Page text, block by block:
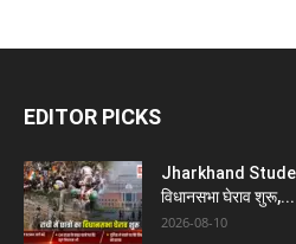
EDITOR PICKS
Jharkhand
विधानसभा घेराव शुरू,...
2026-08-10